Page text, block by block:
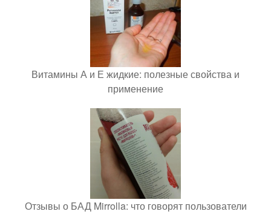
Витамины А и Е жидкие: полезные свойства и
применение
Отзывы о БАД Mirrolla: что говорят пользователи